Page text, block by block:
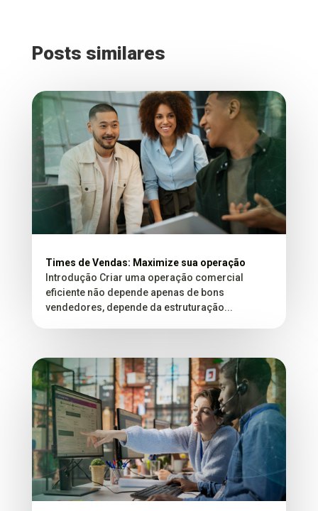
Posts similares
Times de Vendas: Maximize sua operação
Introdução Criar uma operação comercial
eficiente não depende apenas de bons
vendedores, depende da estruturação...